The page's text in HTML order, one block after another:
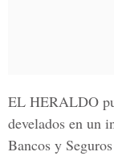
EL HERALDO
develados en un
Bancos y